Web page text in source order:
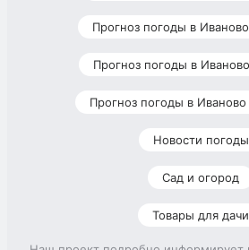
Прогноз погоды в
Прогноз погоды в
Прогноз погоды в Иваново
Новости погоды
Сад и огород
Товары для дачи